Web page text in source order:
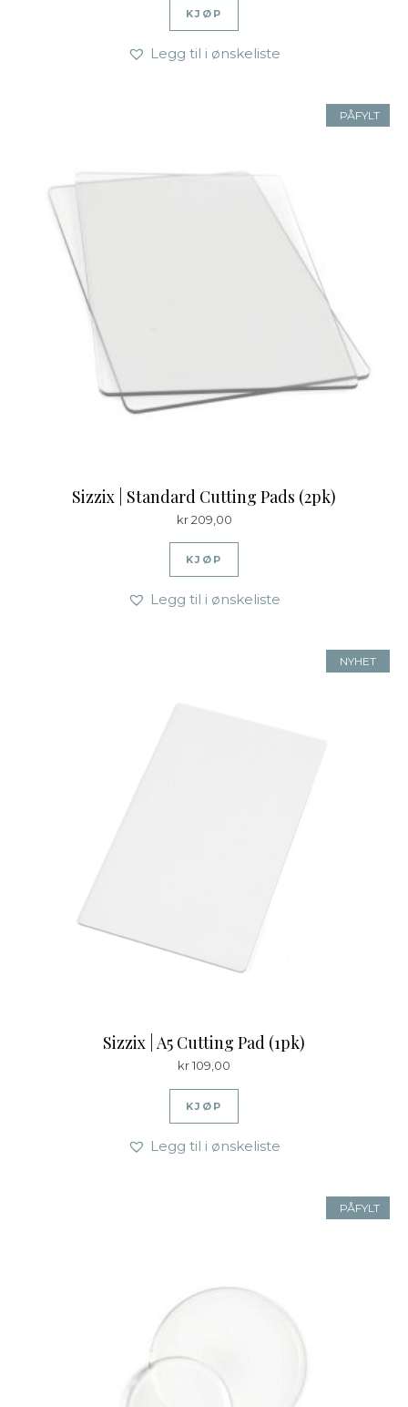
KJØP
Legg til i ønskeliste
PÅFYLT
Sizzix | Standard Cutting Pads (2pk)
kr209,00
KJØP
Legg til i ønskeliste
NYHET
Sizzix | A5 Cutting Pad (1pk)
kr109,00
KJØP
Legg til i ønskeliste
PÅFYLT